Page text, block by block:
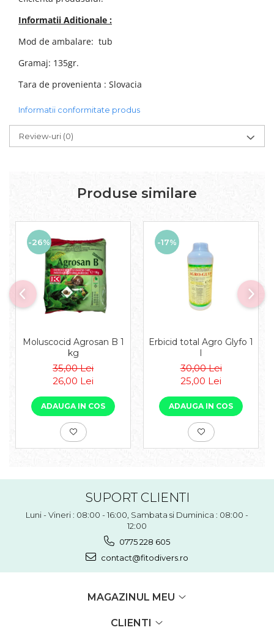
Informatii Aditionale :
Mod de ambalare: tub
Gramaj: 135gr.
Tara de provenienta : Slovacia
Informatii conformitate produs
Review-uri (0)
Produse similare
-26%
Moluscocid Agrosan B 1
kg
35,00 Lei
26,00 Lei
ADAUGA IN COS
-17%
Erbicid total Agro Glyfo 1
l
30,00 Lei
25,00 Lei
ADAUGA IN COS
SUPORT CLIENTI
Luni - Vineri : 08:00 - 16:00, Sambata si Duminica : 08:00 -
12:00
0775 228 605
contact@fitodivers.ro
MAGAZINUL MEU
CLIENTI